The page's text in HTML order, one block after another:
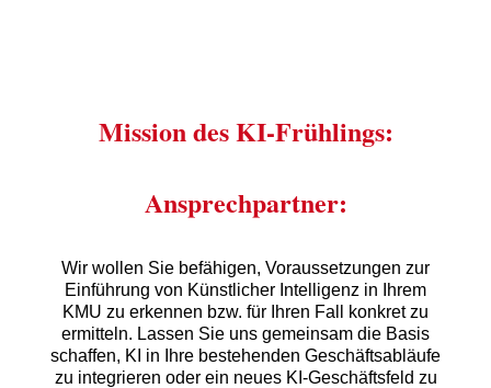
Mission des KI-Frühlings:
Ansprechpartner:
Wir wollen Sie befähigen, Voraussetzungen zur
Einführung von Künstlicher Intelligenz in Ihrem
KMU zu erkennen bzw. für Ihren Fall konkret zu
ermitteln. Lassen Sie uns gemeinsam die Basis
schaffen, KI in Ihre bestehenden Geschäftsabläufe
zu integrieren oder ein neues KI-Geschäftsfeld zu